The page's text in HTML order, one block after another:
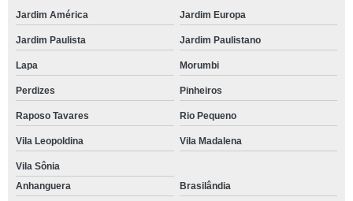
Jardim América Jardim Europa
Jardim Paulista Jardim Paulistano
Lapa Morumbi
Perdizes Pinheiros
Raposo Tavares Rio Pequeno
Vila Leopoldina Vila Madalena
Vila Sônia
Anhanguera
Brasilândia